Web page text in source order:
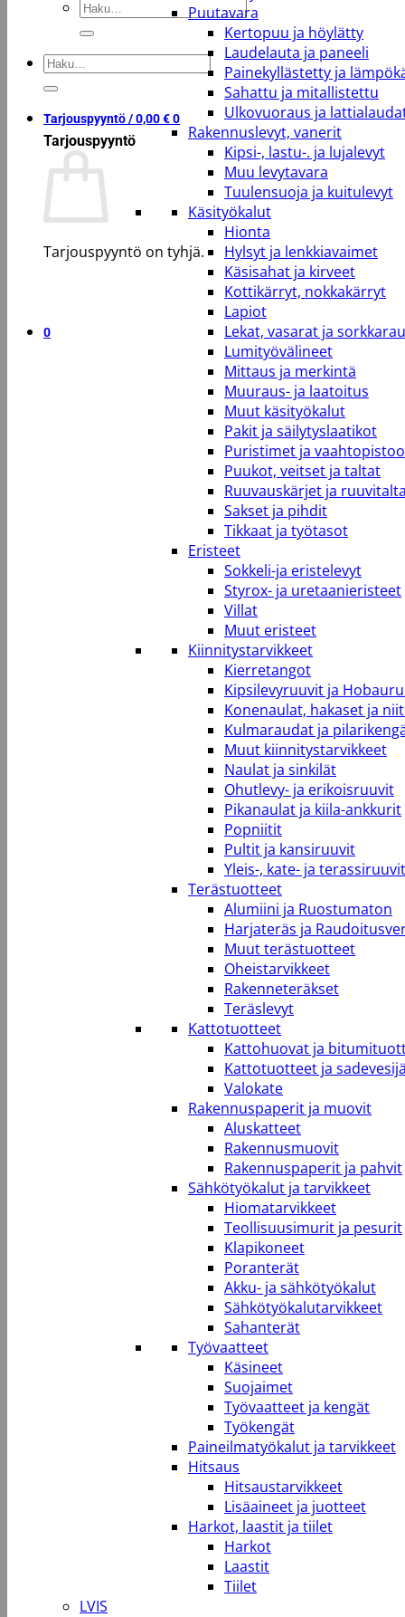
Etsi:
Etsi:
Tarjouspyyntö /0,00€0
Tarjouspyyntö
Tarjouspyyntö on tyhjä.
0
Puutavara
Kertopuu ja höylätty
Laudelauta ja paneeli
Painekyllästetty ja
Sahattu ja mitallistettu
Ulkovuoraus ja
Rakennuslevyt, vanerit
Kipsi-, lastu-. ja lujalevyt
Muu levytavara
Tuulensuoja ja kuitulevyt
Käsityökalut
Hionta
Hylsyt ja lenkkiavaimet
Käsisahat ja kirveet
Kottikärryt, nokkakärryt
Lapiot
Lekat, vasarat ja
Lumityövälineet
Mittaus ja merkintä
Muuraus- ja laatoitus
Muut käsityökalut
Pakit ja säilytyslaatikot
Puristimet ja
Puukot, veitset ja taltat
Ruuvauskärjet ja
Sakset ja pihdit
Tikkaat ja työtasot
Eristeet
Sokkeli-ja eristelevyt
Styrox- ja uretaanieristeet
Villat
Muut eristeet
Kiinnitystarvikkeet
Kierretangot
Kipsilevyruuvit ja
Konenaulat, hakaset ja
Kulmaraudat ja
Muut kiinnitystarvikkeet
Naulat ja sinkilät
Ohutlevy- ja erikoisruuvit
Pikanaulat ja kiila-ankkurit
Popniitit
Pultit ja kansiruuvit
Yleis-, kate- ja terassiruuvit
Terästuotteet
Alumiini ja Ruostumaton
Harjateräs ja
Muut terästuotteet
Oheistarvikkeet
Rakenneteräkset
Teräslevyt
Kattotuotteet
Kattohuovat ja
Kattotuotteet ja
Valokate
Rakennuspaperit ja muovit
Aluskatteet
Rakennusmuovit
Rakennuspaperit ja pahvit
Sähkötyökalut ja tarvikkeet
Hiomatarvikkeet
Teollisuusimurit ja pesurit
Klapikoneet
Poranterät
Akku- ja sähkötyökalut
Sähkötyökalutarvikkeet
Sahanterät
Työvaatteet
Käsineet
Suojaimet
Työvaatteet ja kengät
Työkengät
Paineilmatyökalut ja tarvikkeet
Hitsaus
Hitsaustarvikkeet
Lisäaineet ja juotteet
Harkot, laastit ja tiilet
Harkot
Laastit
Tiilet
LVIS